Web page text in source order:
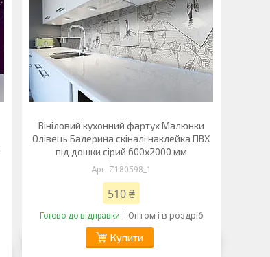
Вініловий кухонний фартух Малюнки
Олівець Балерина скіналі наклейка ПВХ
під дошки сірий 600х2000 мм
Z180598_1
510 ₴
Готово до відправки Оптом і в роздріб
Купити